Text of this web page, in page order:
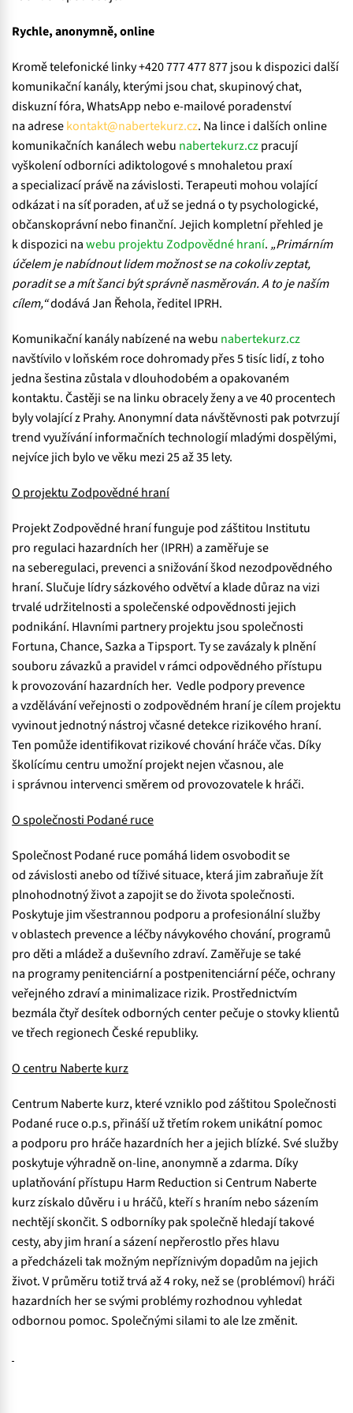
Rychle, anonymně, online
Kromě telefonické linky +420 777 477 877 jsou k dispozici další
komunikační kanály, kterými jsou chat, skupinový chat,
diskuzní fóra, WhatsApp nebo e-mailové poradenství
na adresekontakt@nabertekurz.cz. Na lince i dalších online
komunikačních kanálech webu nabertekurz.czpracují
vyškolení odborníci adiktologové s mnohaletou praxí
a specializací právě na závislosti. Terapeuti mohou volající
odkázat i na síť poraden, ať už se jedná o ty psychologické,
občanskoprávní nebo finanční. Jejich kompletní přehled je
k dispozici nawebu projektu Zodpovědné hraní. „Primárním
účelem je nabídnout lidem možnost se na cokoliv zeptat,
poradit se a mít šanci být správně nasměrován. A to je naším
cílem,“dodává Jan Řehola, ředitel IPRH.
Komunikační kanály nabízené na webu nabertekurz.cz
navštívilo v loňském roce dohromady přes 5 tisíc lidí, z toho
jedna šestina zůstala v dlouhodobém a opakovaném
kontaktu. Častěji se na linku obracely ženy a ve 40 procentech
byly volající z Prahy. Anonymní data návštěvnosti pak potvrzují
trend využívání informačních technologií mladými dospělými,
nejvíce jich bylo ve věku mezi 25 až 35 lety.
O projektu Zodpovědné hraní
Projekt Zodpovědné hraní funguje pod záštitou Institutu
pro regulaci hazardních her (IPRH) a zaměřuje se
na seberegulaci, prevenci a snižování škod nezodpovědného
hraní. Slučuje lídry sázkového odvětví a klade důraz na vizi
trvalé udržitelnosti a společenské odpovědnosti jejich
podnikání. Hlavními partnery projektu jsou společnosti
Fortuna, Chance, Sazka a Tipsport. Ty se zavázaly k plnění
souboru závazků a pravidel v rámci odpovědného přístupu
k provozování hazardních her. Vedle podpory prevence
a vzdělávání veřejnosti o zodpovědném hraní je cílem projektu
vyvinout jednotný nástroj včasné detekce rizikového hraní.
Ten pomůže identifikovat rizikové chování hráče včas. Díky
školícímu centru umožní projekt nejen včasnou, ale
i správnou intervenci směrem od provozovatele k hráči.
O společnosti Podané ruce
Společnost Podané ruce pomáhá lidem osvobodit se
od závislosti anebo od tíživé situace, která jim zabraňuje žít
plnohodnotný život a zapojit se do života společnosti.
Poskytuje jim všestrannou podporu a profesionální služby
v oblastech prevence a léčby návykového chování, programů
pro děti a mládež a duševního zdraví. Zaměřuje se také
na programy penitenciární a postpenitenciární péče, ochrany
veřejného zdraví a minimalizace rizik. Prostřednictvím
bezmála čtyř desítek odborných center pečuje o stovky klientů
ve třech regionech České republiky.
O centru Naberte kurz
Centrum Naberte kurz, které vzniklo pod záštitou Společnosti
Podané ruce o.p.s, přináší už třetím rokem unikátní pomoc
a podporu pro hráče hazardních her a jejich blízké. Své služby
poskytuje výhradně on-line, anonymně a zdarma. Díky
uplatňování přístupu Harm Reduction si Centrum Naberte
kurz získalo důvěru i u hráčů, kteří s hraním nebo sázením
nechtějí skončit. S odborníky pak společně hledají takové
cesty, aby jim hraní a sázení nepřerostlo přes hlavu
a předcházeli tak možným nepříznivým dopadům na jejich
život. V průměru totiž trvá až 4 roky, než se (problémoví) hráči
hazardních her se svými problémy rozhodnou vyhledat
odbornou pomoc. Společnými silami to ale lze změnit.